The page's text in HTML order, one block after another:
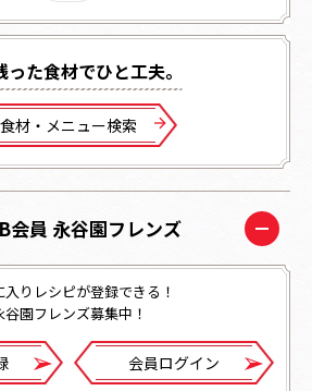
った⾷材でひと⼯夫。
⾷材・メニュー検索
会員 永谷園フレンズ
入りレシピが登録できる！
谷園フレンズ募集中！
会員ログイン